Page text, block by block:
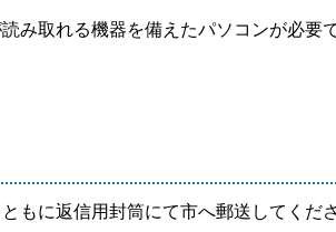
み取れる機器を備えたパソコンが必要
もに返信用封筒にて市へ郵送してくださ